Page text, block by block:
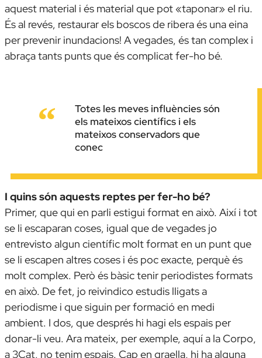
aquest material i és material que pot «taponar» el riu.
És al revés, restaurar els boscos de ribera és una eina
per prevenir inundacions! A vegades, és tan complex i
abraça tants punts que és complicat fer-ho bé.
Totes les meves influències són
els mateixos científics i els
mateixos conservadors que
conec
I quins són aquests reptes per fer-ho bé?
Primer, que qui en parli estigui format en això. Així i tot
se li escaparan coses, igual que de vegades jo
entrevisto algun científic molt format en un punt que
se li escapen altres coses i és poc exacte, perquè és
molt complex. Però és bàsic tenir periodistes formats
en això. De fet, jo reivindico estudis lligats a
periodisme i que siguin per formació en medi
ambient. I dos, que després hi hagi els espais per
donar-li veu. Ara mateix, per exemple, aquí a laCorpo,
a 3Cat, no tenim espais. Cap en graella, hi ha alguna